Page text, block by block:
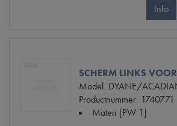
Info
SCHERM LINKS VOOR
Model DYANE/
Productnummer 1740771
Maten [PW 1]